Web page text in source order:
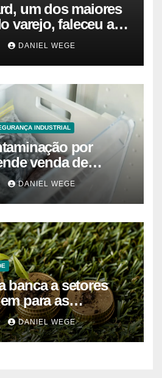
um dos maiores
varejo, faleceu aos
Notícias
DANIEL WEGE
INDUSTRIAL
por
venda de
da América
Vale
DANIEL WEGE
banca a setores
para as
mantém-se
DANIEL WEGE